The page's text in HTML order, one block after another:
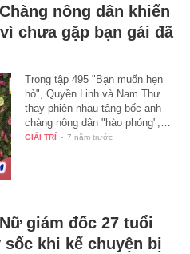
nông dân khiến
chưa gặp bạn gái đã
Trong tập 495 "Bạn muốn hẹn
hò", Quyền Linh và Nam Thư
thay phiên nhau tâng bốc anh
chàng nông dân "hào phóng",…
GIẢI TRÍ - 7 năm trước
giám đốc 27 tuổi
khi kể chuyện bị